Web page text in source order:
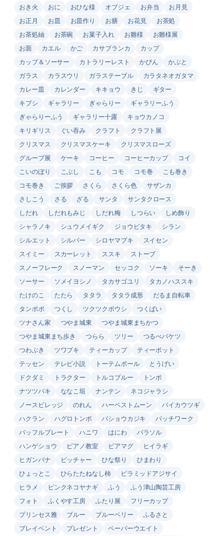
おき火
おに おひな様 オブジェ お弁当
お月見
お正月
お皿 お皿作り お膳 お花見
お茶処
お茶処紬
お茶碗 お菓子入れ お雛様
お雛様展
お面
カエル かご カサブランカ
カップ
カップ＆ソーサー
カトラリーレスト かびん
かぶと
ガラス
カラスウリ ガラステーブル
カラタネオガタマ
カレー皿
カレンダー キキョウ きじ
ギター
キブシ
ギャラリー ぎゃらりー
ギャラリーふう
ぎゃらりーふう
ギャラリー十露
キョウカノコ
キリギリス
ぐい吞み クラフト
クラフト展
クリスマス
クリスマスケーキ
クリスマスローズ
グループ展
ケーキ コーヒー コーヒーカップ
コイ
こいのぼり
こぶし こも コモ コモ巻
こも巻き
コモ巻き
ご挨拶 さくら さくら色
サザンカ
さしこう
さる ざる サンタ
サンタクロース
しだれ
しだれもみじ しだれ梅 しつらい
しめ飾り
シャラノキ
シュウメイギク ジョウビタキ
シラン
シルエット
シルバー シロヤマブキ
スイセン
スイミー
スカーレット ススキ
ストーブ
スノーフレーク
スノーマン セッコク ソーキ
そーき
ソーサー
ソメイヨシノ タカサゴユリ
タカノハススキ
たけのこ
たたら タタラ タタラ成形
だるま自転車
タンポポ
つくし ツクツクボウシ
つくばい
ツナさん家
つやま城東
つやま城東まちかつ
つやま城東まち歩き
つらら ツリー
つるべバケツ
つわぶき
ツワブキ ティーカップ
ティーポット
テッセン
テレビ小説 トーテムポール
とうげい
ドクダミ
トラクター トルコブルー
トンボ
ナツツバキ
ななこ垣 ナンテン
ネコジャラシ
ノースビレッジ
のれん ハーベストムーン
バイカウツギ
ハクラン
ハグロトンボ バショウカジキ
パッチワーク
バッフルプレート
ハニワ はにわ
パラソル
ハンゲショウ
ピアノ教室 ビアマグ
ヒイラギ
ヒガンバナ
ピッチャー ひな祭り
ひまわり
ひょっとこ
ひらたたねなし柿
ピラミッドアジサイ
ヒラメ
ピンクネコヤナギ ふう
ふう津山陶芸工房
フォト
ふくやす工房 ふたり展
フリーカップ
プリンセス雅
ブルー ブルーベリー
ふるさと
プレイベント
プレゼント
ペーパーウエイト